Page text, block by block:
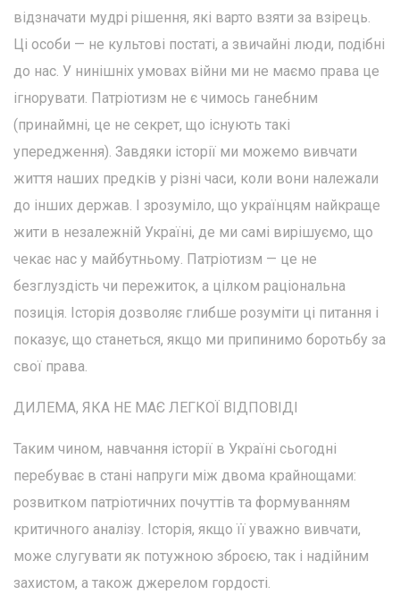
відзначати мудрі рішення, які варто взяти за взірець.
Ці особи — не культові постаті, а звичайні люди, подібні
до нас. У нинішніх умовах війни ми не маємо права це
ігнорувати. Патріотизм не є чимось ганебним
(принаймні, це не секрет, що існують такі
упередження). Завдяки історії ми можемо вивчати
життя наших предків у різні часи, коли вони належали
до інших держав. І зрозуміло, що українцям найкраще
жити в незалежній Україні, де ми самі вирішуємо, що
чекає нас у майбутньому. Патріотизм — це не
безглуздість чи пережиток, а цілком раціональна
позиція. Історія дозволяє глибше розуміти ці питання і
показує, що станеться, якщо ми припинимо боротьбу за
свої права.
ДИЛЕМА, ЯКА НЕ МАЄ ЛЕГКОЇ ВІДПОВІДІ
Таким чином, навчання історії в Україні сьогодні
перебуває в стані напруги між двома крайнощами:
розвитком патріотичних почуттів та формуванням
критичного аналізу. Історія, якщо її уважно вивчати,
може слугувати як потужною зброєю, так і надійним
захистом, а також джерелом гордості.